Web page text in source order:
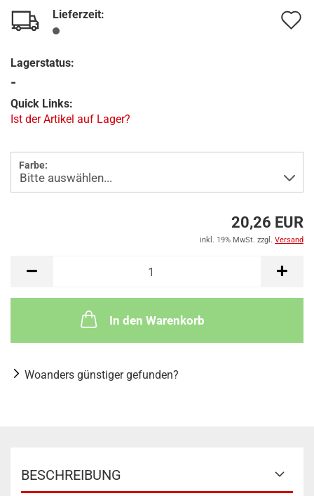
Lieferzeit:
Lagerstatus:
-
Quick Links:
Ist der Artikel auf Lager?
Farbe:
20,26 EUR
inkl. 19% MwSt. zzgl. Versand
In den Warenkorb
Woanders günstiger gefunden?
BESCHREIBUNG